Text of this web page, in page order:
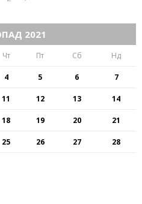
2021
Чт Пт Сб Нд
4 5 6 7
11 12 13 14
18 19 20 21
25 26 27 28